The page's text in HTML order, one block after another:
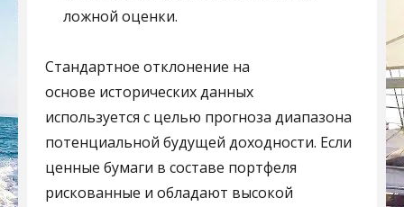
ложной оценки.
Стандартное отклонение на
основе исторических данных
используется с целью прогноза диапазона
потенциальной будущей доходности. Если
ценные бумаги в составе портфеля
рискованные и обладают высокой